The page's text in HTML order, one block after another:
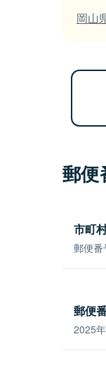
岡山
郵便
市町
郵便番
郵便
2025